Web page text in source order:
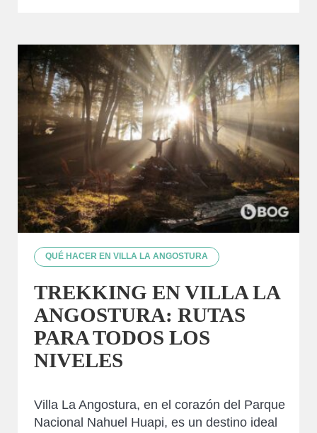
QUÉ HACER EN VILLA LA ANGOSTURA
TREKKING EN VILLA LA
ANGOSTURA: RUTAS
PARA TODOS LOS
NIVELES
Villa La Angostura, en el corazón del Parque
Nacional Nahuel Huapi, es un destino ideal